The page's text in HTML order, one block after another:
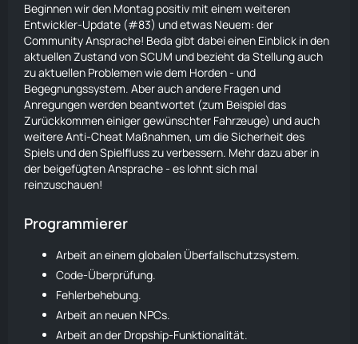
Beginnen wir den Montag positiv mit einem weiteren
Entwickler-Update (#83) und etwas Neuem: der
Community Ansprache! Beda gibt dabei einen Einblick in den
aktuellen Zustand von SCUM und bezieht da Stellung auch
zu aktuellen Problemen wie dem Horden - und
Begegnungssystem. Aber auch andere Fragen und
Anregungen werden beantwortet (zum Beispiel das
Zurückkommen einiger gewünschter Fahrzeuge) und auch
weitere Anti-Cheat Maßnahmen, um die Sicherheit des
Spiels und den Spielfluss zu verbessern. Mehr dazu aber in
der beigefügten Ansprache - es lohnt sich mal
reinzuschauen!
Programmierer
Arbeit an einem globalen Überfallschutzsystem.
Code-Überprüfung.
Fehlerbehebung.
Arbeit an neuen NPCs.
Arbeit an der Dropship-Funktionalität.